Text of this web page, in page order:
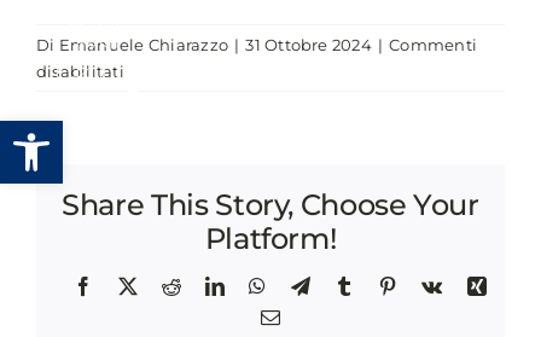
Apri la barra degli strumenti
contenuto
Di Emanuele Chiarazzo | 31 Ottobre 2024 | Commenti
disabilitatisu
PER
E
Share This Story, Choose Your
Platform!
Facebook
X RedditLinkedInWhatsApp
TelegramTumblr Pinterest
Vk Xing
Email